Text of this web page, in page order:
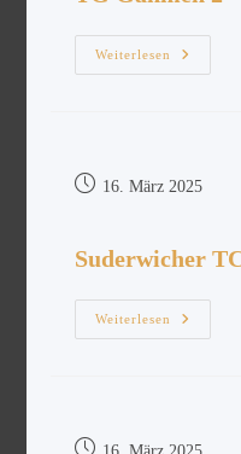
Weiterlesen
16. März 2025
Suderwicher
Weiterlesen